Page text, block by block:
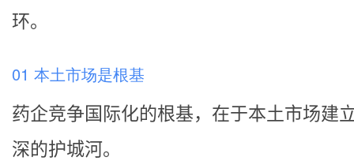
环。
01 本土市场是根基
药企竞争国际化的根基，在于本土市场建
深的护城河。